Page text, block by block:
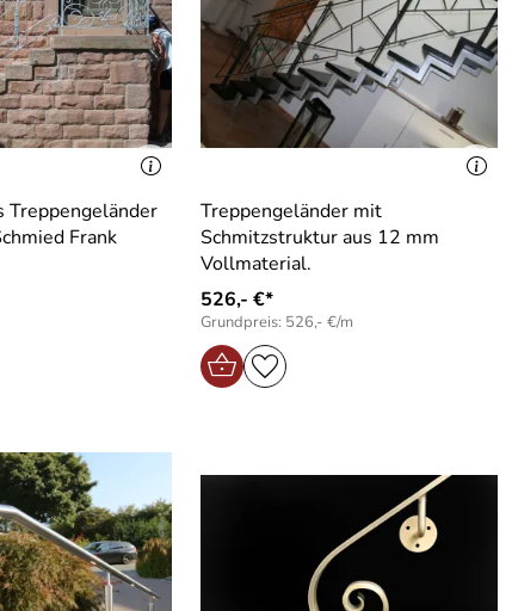
Treppengeländer
Frank
Treppengeländer mit
Schmitzstruktur aus 12 mm
Vollmaterial.
526,- €*
Grundpreis: 526,- €/m